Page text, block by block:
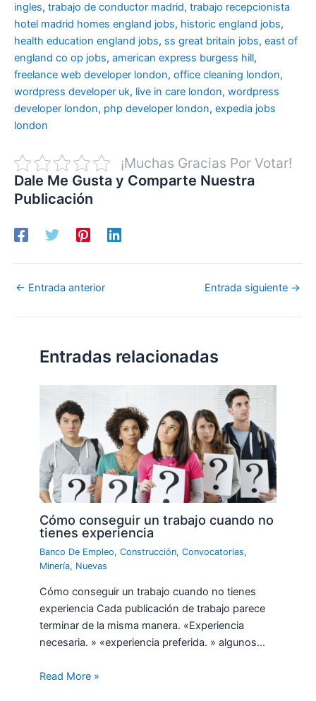
ingles, trabajo de conductor madrid, trabajo recepcionista
hotel madrid homes england jobs, historic england jobs,
health education england jobs, ss great britain jobs, east of
england co op jobs, american express burgess hill,
freelance web developer london, office cleaning london,
wordpress developer uk, live in care london, wordpress
developer london, php developer london, expedia jobs
london
¡Muchas Gracias Por Votar!
Dale Me Gusta y Comparte Nuestra
Publicación
← Entrada anterior Entrada siguiente →
Entradas relacionadas
Cómo conseguir un trabajo cuando no
tienes experiencia
Banco De Empleo,Construcción,Convocatorias,
Minería, Nuevas
Cómo conseguir un trabajo cuando no tienes
experiencia Cada publicación de trabajo parece
terminar de la misma manera. «Experiencia
necesaria. » «experiencia preferida. » algunos…
Read More »